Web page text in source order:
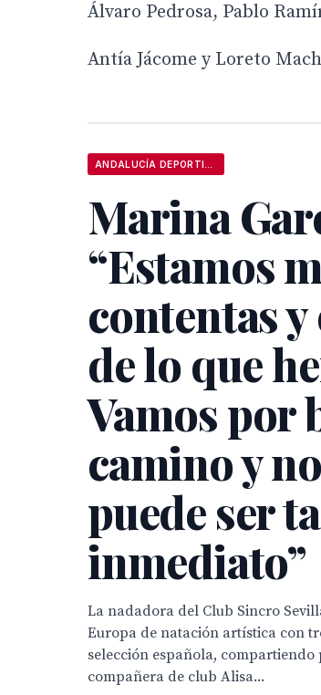
Álvaro Pedrosa, Pablo
Antía Jácome y Loreto
Marina
“Estamos
contentas
de lo que
Vamos por
camino y
puede ser
inmediato”
La nadadora del Club Sincro
Europa de natación artística con
selección española,
compañera de club Alisa...